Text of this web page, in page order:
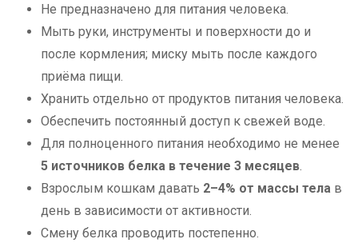
Не предназначено для питания человека.
Мыть руки, инструменты и поверхности до и
после кормления; миску мыть после каждого
приёма пищи.
Хранить отдельно от продуктов питания человека.
Обеспечить постоянный доступ к свежей воде.
Для полноценного питания необходимо не менее
5 источников белка в течение 3 месяцев
Взрослым кошкам давать 2–4% от массы тела в
день в зависимости от активности.
Смену белка проводить постепенно.